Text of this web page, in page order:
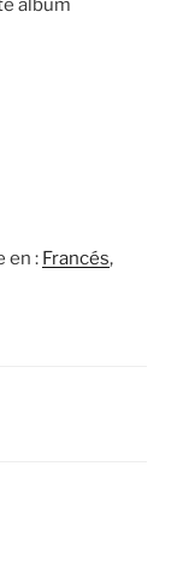
álbum
en : Francés